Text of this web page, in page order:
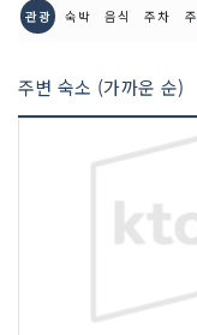
이용시간
관람 소요시간
관광 숙박 음식 주차
주변 숙소 (가까운 순)